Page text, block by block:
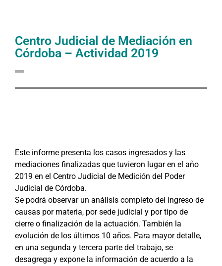
Centro Judicial de Mediación en
Córdoba – Actividad 2019
Este informe presenta los casos ingresados y las
mediaciones finalizadas que tuvieron lugar en el año
2019 en el Centro Judicial de Medición del Poder
Judicial de Córdoba.
Se podrá observar un análisis completo del ingreso de
causas por materia, por sede judicial y por tipo de
cierre o finalización de la actuación. También la
evolución de los últimos 10 años. Para mayor detalle,
en una segunda y tercera parte del trabajo, se
desagrega y expone la información de acuerdo a la